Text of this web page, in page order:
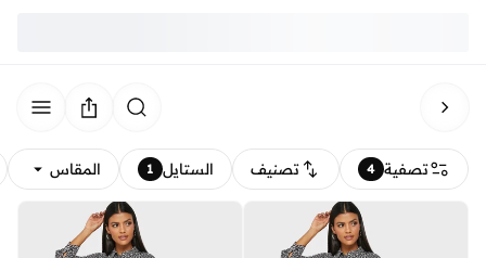
تصفية 4 تصنيف الستايل 1 المقاس